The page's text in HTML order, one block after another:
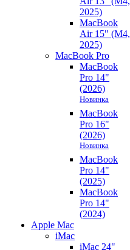
2025)
MacBook
Air 15" (M4,
2025)
MacBook Pro
MacBook
Pro 14"
(2026)
Новинка
MacBook
Pro 16"
(2026)
Новинка
MacBook
Pro 14"
(2025)
MacBook
Pro 14"
(2024)
Apple Mac
iMac
iMac 24"